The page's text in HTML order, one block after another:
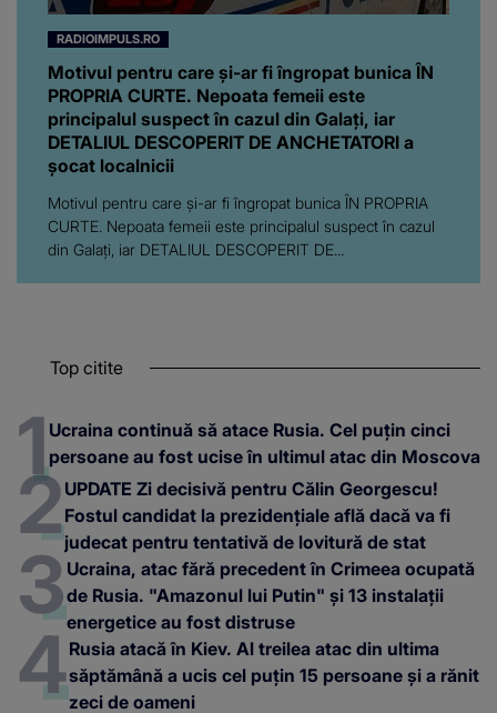
RADIOIMPULS.RO
Motivul pentru care și-ar fi îngropat bunica ÎN
PROPRIA CURTE. Nepoata femeii este
principalul suspect în cazul din Galați, iar
DETALIUL DESCOPERIT DE ANCHETATORI a
șocat localnicii
Motivul pentru care și-ar fi îngropat bunica ÎN PROPRIA
CURTE. Nepoata femeii este principalul suspect în cazul
din Galați, iar DETALIUL DESCOPERIT DE...
Top citite
Ucraina continuă să atace Rusia. Cel puțin cinci
persoane au fost ucise în ultimul atac din Moscova
UPDATE Zi decisivă pentru Călin Georgescu!
Fostul candidat la prezidențiale află dacă va fi
judecat pentru tentativă de lovitură de stat
Ucraina, atac fără precedent în Crimeea ocupată
de Rusia. "Amazonul lui Putin" și 13 instalații
energetice au fost distruse
Rusia atacă în Kiev. Al treilea atac din ultima
săptămână a ucis cel puțin 15 persoane și a rănit
zeci de oameni